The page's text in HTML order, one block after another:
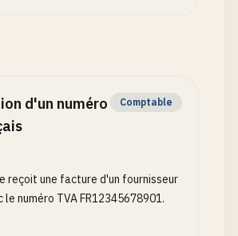
d'un numéro
Comptable
reçoit une facture d'un fournisseur
le numéro TVA FR12345678901.